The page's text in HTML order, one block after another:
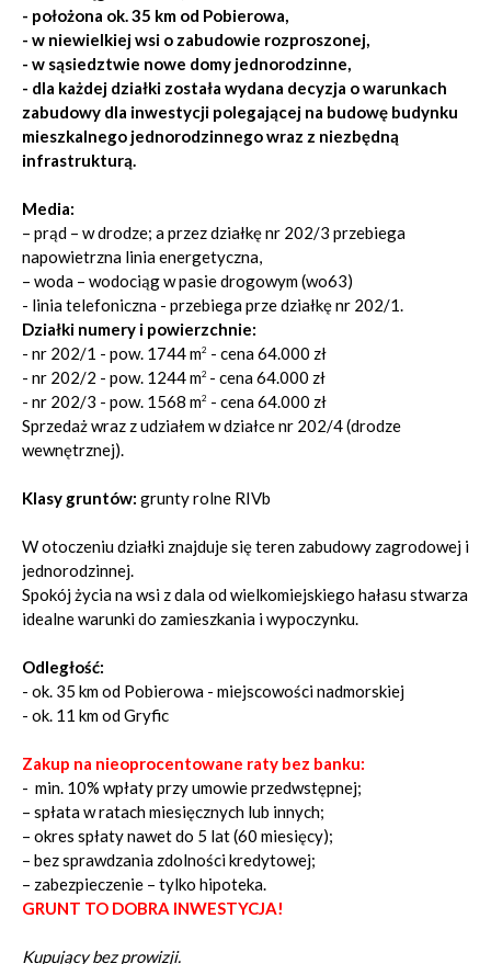
- położona ok. 35 km od Pobierowa,
- w niewielkiej wsi o zabudowie rozproszonej,
- w sąsiedztwie nowe domy jednorodzinne,
- dla każdej działki została wydana decyzja o warunkach
zabudowy dla inwestycji polegającej na budowę budynku
mieszkalnego jednorodzinnego wraz z niezbędną
infrastrukturą.
Media:
– prąd – w drodze; a przez działkę nr 202/3 przebiega
napowietrzna linia energetyczna,
– woda – wodociąg w pasie drogowym (wo63)
- linia telefoniczna - przebiega prze działkę nr 202/1.
Działki numery i powierzchnie:
- nr 202/1 - pow. 1744 m2 - cena 64.000 zł
- nr 202/2 - pow. 1244 m2 - cena 64.000 zł
- nr 202/3 - pow. 1568 m2 - cena 64.000 zł
Sprzedaż wraz z udziałem w działce nr 202/4 (drodze
wewnętrznej).
Klasy gruntów: grunty rolne RIVb
W otoczeniu działki znajduje się teren zabudowy zagrodowej i
jednorodzinnej.
Spokój życia na wsi z dala od wielkomiejskiego hałasu stwarza
idealne warunki do zamieszkania i wypoczynku.
Odległość:
- ok. 35 km od Pobierowa - miejscowości nadmorskiej
- ok. 11 km od Gryfic
Zakup na nieoprocentowane raty bez banku:
- min. 10% wpłaty przy umowie przedwstępnej;
– spłata w ratach miesięcznych lub innych;
– okres spłaty nawet do 5 lat (60 miesięcy);
– bez sprawdzania zdolności kredytowej;
– zabezpieczenie – tylko hipoteka.
GRUNT TO DOBRA INWESTYCJA!
Kupujący bez prowizji.